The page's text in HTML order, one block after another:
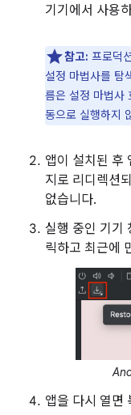
기기에서 사용
참고: 프로덕
설정 마법사를 탐
름은 설정 마법사
동으로 실행하지
앱이 설치된 후
지로 리디렉션
없습니다.
실행 중인 기기
릭하고 최근에
앱을 다시 열면